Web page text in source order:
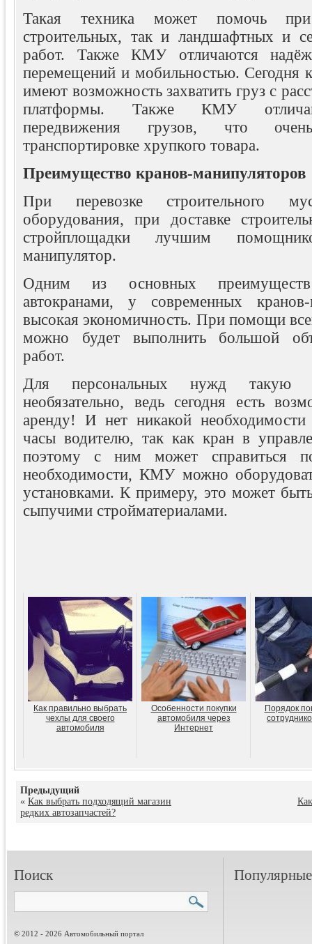
Такая техника может помочь
строительных, так и ландшафтных и
работ. Также КМУ отличаются
перемещений и мобильностью. Сегодня
имеют возможность захватить груз с
платформы. Также КМУ
передвижения грузов, что
транспортировке хрупкого товара.
Преимущество кранов-манипуляторов
При перевозке строительного
оборудования, при доставке
стройплощадки лучшим
манипулятор.
Одним из основных
автокранами, у современных кранов-
высокая экономичность. При помощи
можно будет выполнить большой
работ.
Для персональных нужд такую
необязательно, ведь сегодня есть
аренду! И нет никакой необходимости
часы водителю, так как кран в
поэтому с ним может справиться
необходимости, КМУ можно
установками. К примеру, это может
сыпучими стройматериалами.
Как правильно выбрать
чехлы для своего
автомобиля
Особенности покупки
автомобиля через
Интернет
Порядок
Предыдущий
« Как выбрать подходящий магазин
редких автозапчастей?
Поиск
© 2012 - 2026 Автомобильный портал
Популярные